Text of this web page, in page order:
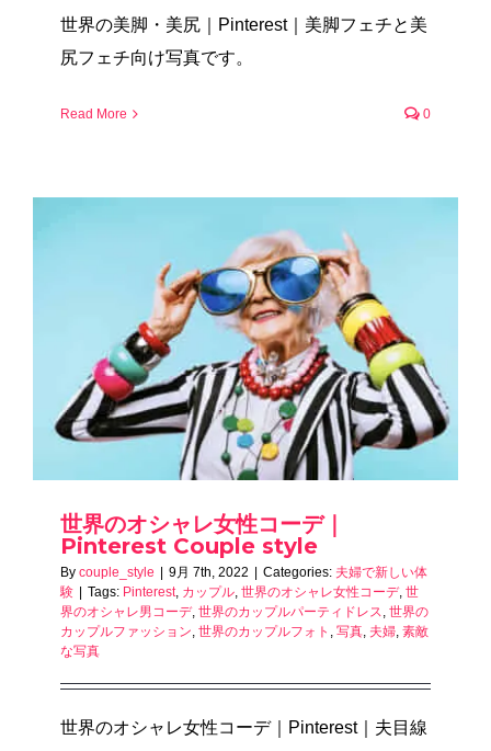
世界の美脚・美尻｜Pinterest｜美脚フェチと美
尻フェチ向け写真です。
Read More 0
世界のオシャレ女性コーデ｜
Pinterest Couple style
By couple_style | 9月 7th, 2022 | Categories: 夫婦で新しい体
験 | Tags: Pinterest, カップル 世界のオシャレ女性コーデ, 世
界のオシャレ男コーデ, 世界のカップルパーティドレス 世界の
カップルファッション 世界のカップルフォト 写真 夫婦 素敵
な写真
世界のオシャレ女性コーデ｜Pinterest｜夫目線